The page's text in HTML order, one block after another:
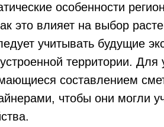
особенности
это влияет на выбор
учитывать будущие
территории. Для
составлением
чтобы они могли